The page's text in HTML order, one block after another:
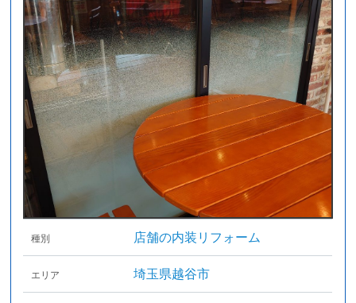
種別 店舗の内装リフォーム
エリア 埼玉県越谷市